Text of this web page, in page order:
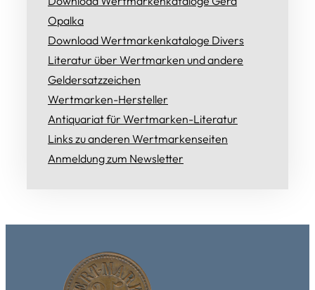
Opalka
Download Wertmarkenkataloge Divers
Literatur über Wertmarken und andere
Geldersatzzeichen
Wertmarken-Hersteller
Antiquariat für Wertmarken-Literatur
Links zu anderen Wertmarkenseiten
Anmeldung zum Newsletter